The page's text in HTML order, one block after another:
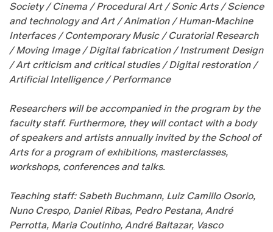
Society / Cinema / Procedural Art / Sonic Arts / Science
and technology and Art / Animation / Human-Machine
Interfaces / Contemporary Music / Curatorial Research
/ Moving Image / Digital fabrication / Instrument Design
/ Art criticism and critical studies / Digital restoration /
Artificial Intelligence / Performance
Researchers will be accompanied in the program by the
faculty staff. Furthermore, they will contact with a body
of speakers and artists annually invited by the School of
Arts for a program of exhibitions, masterclasses,
workshops, conferences and talks.
Teaching staff: Sabeth Buchmann, Luiz Camillo Osorio,
Nuno Crespo, Daniel Ribas, Pedro Pestana, André
Perrotta, Maria Coutinho, André Baltazar, Vasco